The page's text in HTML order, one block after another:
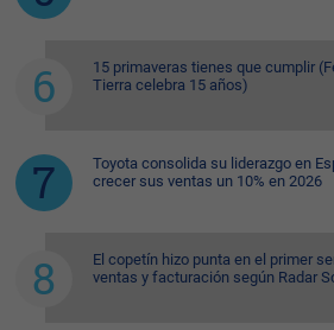
15 primaveras tienes que cumplir
Tierra celebra 15 años)
Toyota consolida su liderazgo en
crecer sus ventas un 10% en 2026
El copetín hizo punta en el primer
ventas y facturación según Radar